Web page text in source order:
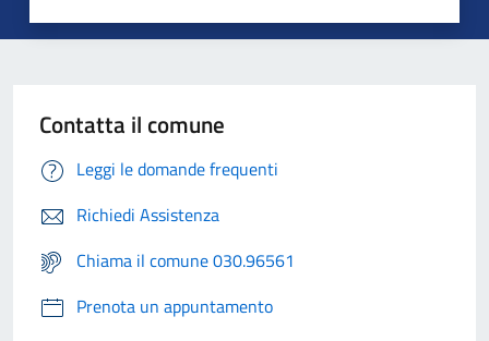
Contatta il comune
Leggi le domande frequenti
Richiedi Assistenza
Chiama il comune 030.96561
Prenota un appuntamento